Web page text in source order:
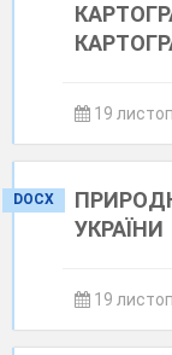
19
DOCX
УКРАЇНИ
19